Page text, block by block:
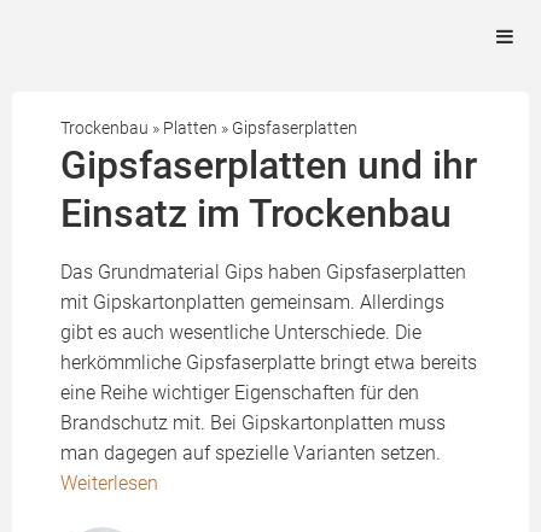
Trockenbau » Platten » Gipsfaserplatten
Gipsfaserplatten und ihr
Einsatz im Trockenbau
Das Grundmaterial Gips haben Gipsfaserplatten
mit Gipskartonplatten gemeinsam. Allerdings
gibt es auch wesentliche Unterschiede. Die
herkömmliche Gipsfaserplatte bringt etwa bereits
eine Reihe wichtiger Eigenschaften für den
Brandschutz mit. Bei Gipskartonplatten muss
man dagegen auf spezielle Varianten setzen.
Weiterlesen